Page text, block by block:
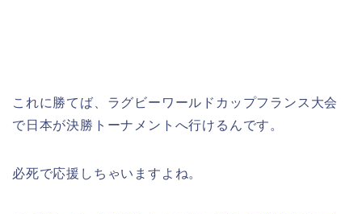
これに勝てば、ラグビーワールドカップフランス大会
で日本が決勝トーナメントへ行けるんです。
必死で応援しちゃいますよね。